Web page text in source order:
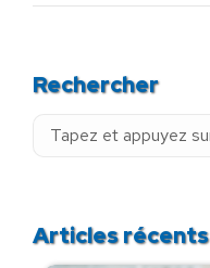
Rechercher
Recherche
Articles récents